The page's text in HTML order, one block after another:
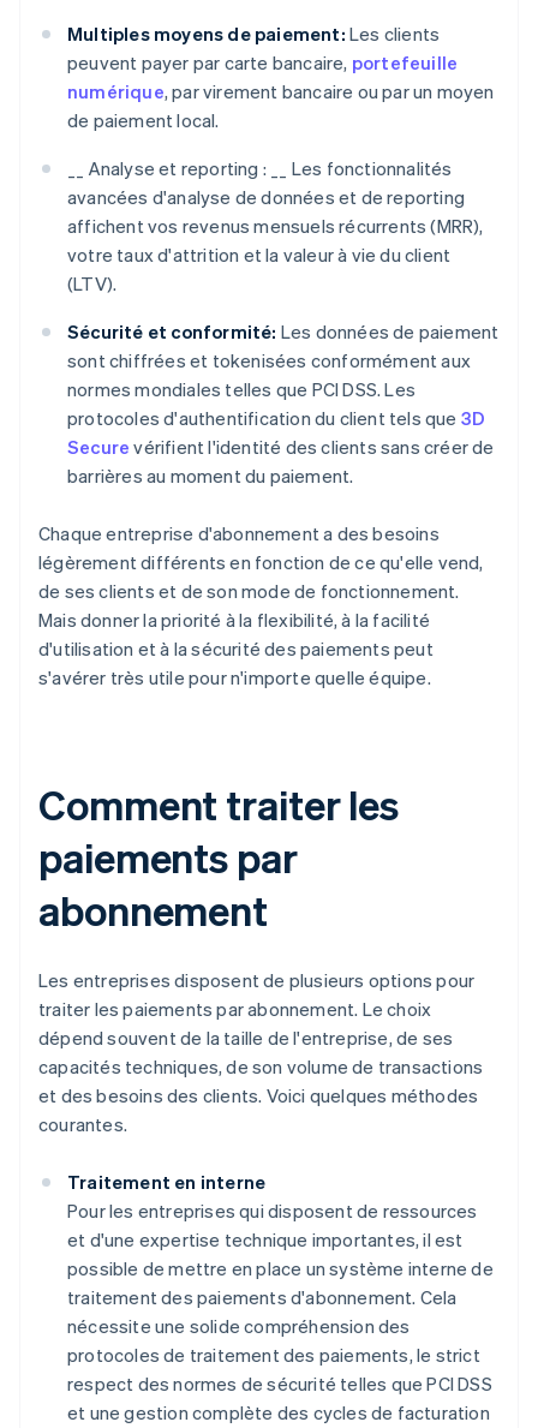
Multiples moyens de paiement: Les clients
peuvent payer par carte bancaire, portefeuille
numérique, par virement bancaire ou par un moyen
de paiement local.
__ Analyse et reporting : __ Les fonctionnalités
avancées d'analyse de données et de reporting
affichent vos revenus mensuels récurrents (MRR),
votre taux d'attrition et la valeur à vie du client
(LTV).
Sécurité et conformité: Les données de paiement
sont chiffrées et tokenisées conformément aux
normes mondiales telles que PCI DSS. Les
protocoles d'authentification du client tels que 3D
Secure vérifient l'identité des clients sans créer de
barrières au moment du paiement.
Chaque entreprise d'abonnement a des besoins
légèrement différents en fonction de ce qu'elle vend,
de ses clients et de son mode de fonctionnement.
Mais donner la priorité à la flexibilité, à la facilité
d'utilisation et à la sécurité des paiements peut
s'avérer très utile pour n'importe quelle équipe.
Comment traiter les
paiements par
abonnement
Les entreprises disposent de plusieurs options pour
traiter les paiements par abonnement. Le choix
dépend souvent de la taille de l'entreprise, de ses
capacités techniques, de son volume de transactions
et des besoins des clients. Voici quelques méthodes
courantes.
Traitement en interne
Pour les entreprises qui disposent de ressources
et d'une expertise technique importantes, il est
possible de mettre en place un système interne de
traitement des paiements d'abonnement. Cela
nécessite une solide compréhension des
protocoles de traitement des paiements, le strict
respect des normes de sécurité telles que PCI DSS
et une gestion complète des cycles de facturation